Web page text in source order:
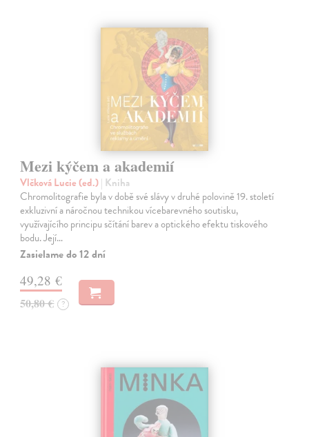
Mezi kýčem a akademií
Vlčková Lucie (ed.)| Kniha
Chromolitografie byla v době své slávy v druhé polovině 19. století
exkluzivní a náročnou technikou vícebarevného soutisku,
využívajícího principu sčítání barev a optického efektu tiskového
bodu. Její…
Zasielame do 12 dní
49,28 €
50,80 € ?